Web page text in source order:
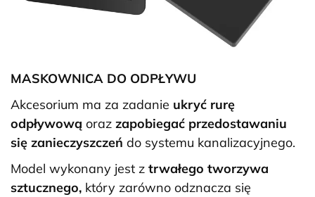
MASKOWNICA DO ODPŁYWU
Akcesorium ma za zadanie ukryć rurę
odpływową oraz zapobiegać przedostawaniu
się zanieczyszczeń do systemu kanalizacyjnego.
Model wykonany jest z trwałego tworzywa
sztucznego, który zarówno odznacza się